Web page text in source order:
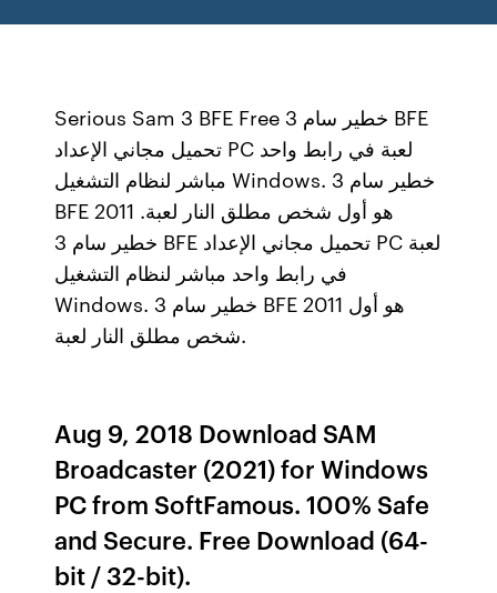
Serious Sam 3 BFE Free خطير سام 3 BFE
تحميل مجاني الإعداد PC لعبة في رابط واحد
مباشر لنظام التشغيل Windows. خطير سام 3
BFE 2011 هو أول شخص مطلق النار لعبة.
خطير سام 3 BFE تحميل مجاني الإعداد PC لعبة
في رابط واحد مباشر لنظام التشغيل
Windows. خطير سام 3 BFE 2011 هو أول
شخص مطلق النار لعبة.
Aug 9, 2018 Download SAM
Broadcaster (2021) for Windows
PC from SoftFamous. 100% Safe
and Secure. Free Download (64-
bit / 32-bit).